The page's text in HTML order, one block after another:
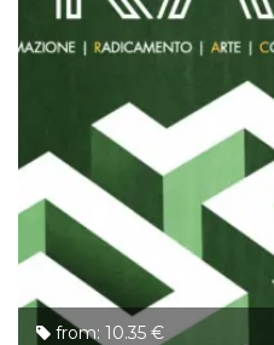
from: 10.35 €